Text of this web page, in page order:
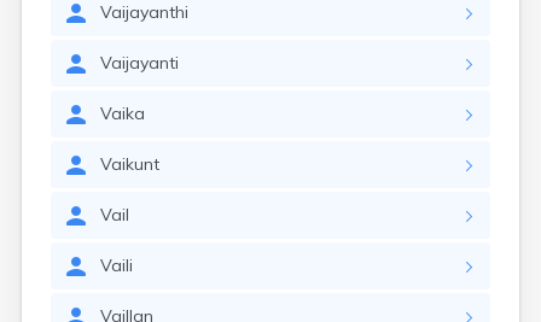
Vaijayanthi
Vaijayanti
Vaika
Vaikunt
Vail
Vaili
Vaillan